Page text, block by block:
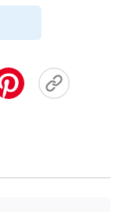
柱子，他也必不
我神城的名（這